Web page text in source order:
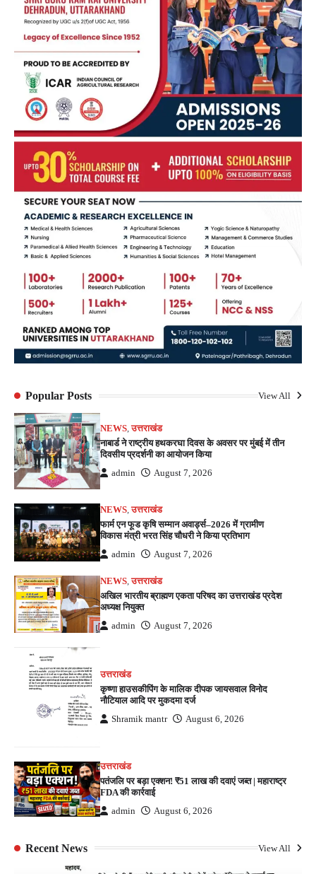
Popular Posts View All
NEWS,उत्तराखंड
नाबार्ड ने राष्ट्रीय हथकरघा दिवस के अवसर पर मुंबई में तीन
दिवसीय प्रदर्शनी का आयोजन किया
admin August 7, 2026
NEWS,उत्तराखंड
फार्म एन फूड कृषि सम्मान अवार्ड्स–2026 में ग्रामीण
विकास मंत्री भरत सिंह चौधरी ने किया प्रतिभाग
admin August 7, 2026
NEWS,उत्तराखंड
अखिल भारतीय ब्राह्मण एकता परिषद का उत्तराखंड प्रदेश
अध्यक्ष नियुक्त
admin August 7, 2026
उत्तराखंड
कृष्णा हाउसकीपिंग के मालिक दीपक जायसवाल विनोद
नौटियाल आदि पर मुकदमा दर्ज
Shramik mantr August 6, 2026
उत्तराखंड
पतंजलि पर बड़ा एक्शन! ₹51 लाख की दवाएं जब्त | महाराष्ट्र
FDA की कार्रवाई
admin August 6, 2026
Recent News View All